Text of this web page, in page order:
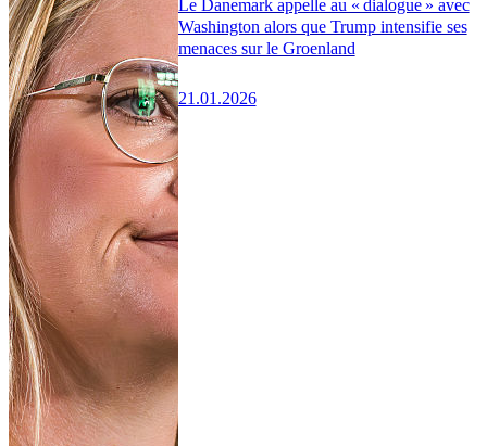
Le Danemark appelle au « dialogue » avec
Washington alors que Trump intensifie ses
menaces sur le Groenland
21.01.2026